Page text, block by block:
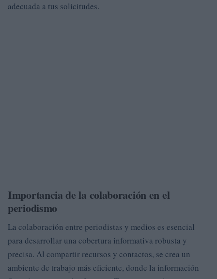
adecuada a tus solicitudes.
Importancia de la colaboración en el
periodismo
La colaboración entre periodistas y medios es esencial
para desarrollar una cobertura informativa robusta y
precisa. Al compartir recursos y contactos, se crea un
ambiente de trabajo más eficiente, donde la información